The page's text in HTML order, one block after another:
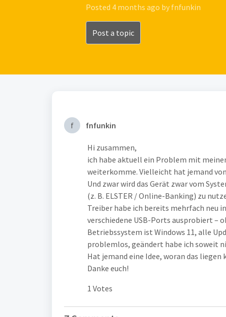
Posted 4 months ago by fnfunkin
Post a topic
f fnfunkin
Hi zusammen,
ich habe aktuell ein Problem mit
weiterkomme. Vielleicht hat jemand
Und zwar wird das Gerät zwar vom
(z. B. ELSTER / Online-Banking) zu
Treiber habe ich bereits mehrfach neu
verschiedene USB-Ports ausprobiert –
Betriebssystem ist Windows 11, alle
problemlos, geändert habe ich soweit
Hat jemand eine Idee, woran das
Danke euch!
1 Votes